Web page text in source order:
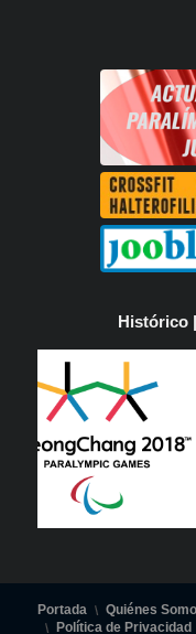
Histórico
Portada Quiénes
Política de Privacidad